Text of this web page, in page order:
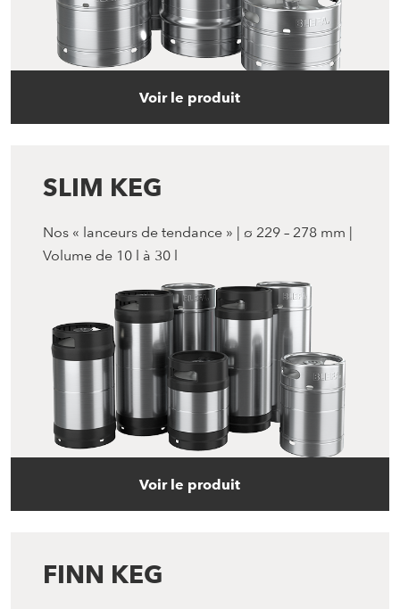
Voir le produit
SLIM KEG
Nos « lanceurs de tendance » | ø 229 – 278 mm |
Volume de 10 l à 30 l
Voir le produit
FINN KEG